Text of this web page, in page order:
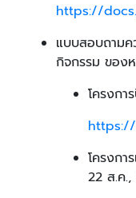
https://
แบบสอบถามค
กิจกรรม ของ
โครงกา
https://
โครงก
22 ส.ค.,